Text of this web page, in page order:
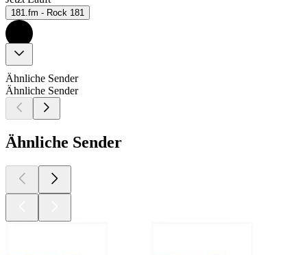
181.fm - Rock 181
Ähnliche Sender
Ähnliche Sender
Ähnliche Sender